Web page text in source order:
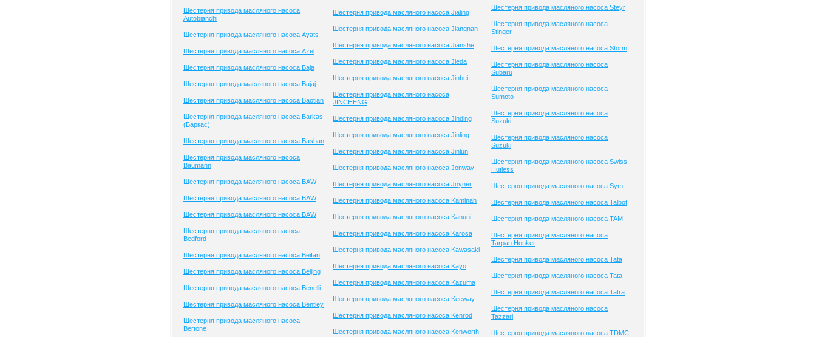
Шестерня привода масляного насоса
Autobianchi
Шестерня привода масляного насоса Ayats
Шестерня привода масляного насоса Azel
Шестерня привода масляного насоса Baja
Шестерня привода масляного насоса Bajaj
Шестерня привода масляного насоса Baotian
Шестерня привода масляного насоса Barkas
(Баркас)
Шестерня привода масляного насоса Bashan
Шестерня привода масляного насоса
Baumann
Шестерня привода масляного насоса BAW
Шестерня привода масляного насоса BAW
Шестерня привода масляного насоса BAW
Шестерня привода масляного насоса
Bedford
Шестерня привода масляного насоса Beifan
Шестерня привода масляного насоса Beijing
Шестерня привода масляного насоса Benelli
Шестерня привода масляного насоса Bentley
Шестерня привода масляного насоса
Bertone
Шестерня привода масляного насоса Jialing
Шестерня привода масляного насоса Jiangnan
Шестерня привода масляного насоса Jianshe
Шестерня привода масляного насоса Jieda
Шестерня привода масляного насоса Jinbei
Шестерня привода масляного насоса
JINCHENG
Шестерня привода масляного насоса Jinding
Шестерня привода масляного насоса Jinling
Шестерня привода масляного насоса Jinlun
Шестерня привода масляного насоса Jonway
Шестерня привода масляного насоса Joyner
Шестерня привода масляного насоса Kaminah
Шестерня привода масляного насоса Kanuni
Шестерня привода масляного насоса Karosa
Шестерня привода масляного насоса Kawasaki
Шестерня привода масляного насоса Kayo
Шестерня привода масляного насоса Kazuma
Шестерня привода масляного насоса Keeway
Шестерня привода масляного насоса Kenrod
Шестерня привода масляного насоса Kenworth
Шестерня привода масляного насоса Steyr
Шестерня привода масляного насоса
Stinger
Шестерня привода масляного насоса Storm
Шестерня привода масляного насоса
Subaru
Шестерня привода масляного насоса
Sumoto
Шестерня привода масляного насоса
Suzuki
Шестерня привода масляного насоса
Suzuki
Шестерня привода масляного насоса Swiss
Hutless
Шестерня привода масляного насоса Sym
Шестерня привода масляного насоса Talbot
Шестерня привода масляного насоса TAM
Шестерня привода масляного насоса
Tarpan Honker
Шестерня привода масляного насоса Tata
Шестерня привода масляного насоса Tata
Шестерня привода масляного насоса Tatra
Шестерня привода масляного насоса
Tazzari
Шестерня привода масляного насоса TDMC